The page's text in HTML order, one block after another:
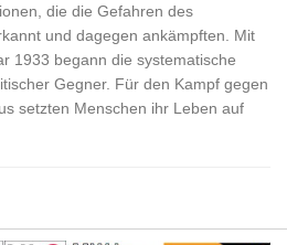
die die Gefahren des
und dagegen ankämpften. Mit
1933 begann die systematische
Gegner. Für den Kampf gegen
setzten Menschen ihr Leben auf